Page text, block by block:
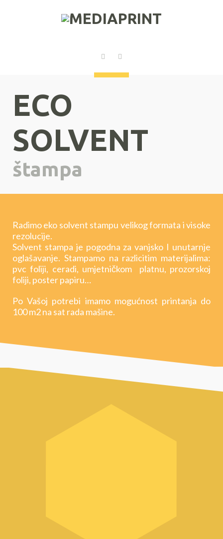
ECO
SOLVENT
štampa
Radimo eko solvent stampu velikog formata i visoke
rezolucije.
Solvent stampa je pogodna za vanjsko I unutarnje
oglašavanje. Stampamo na razlicitim materijalima:
pvc foliji, ceradi, umjetničkom platnu, prozorskoj
foliji, poster papiru…
Po Vašoj potrebi imamo mogućnost printanja do
100 m2 na sat rada mašine.